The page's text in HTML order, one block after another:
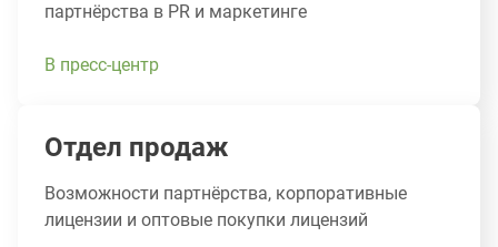
партнёрства в PR и маркетинге
В пресс-центр
Отдел продаж
Возможности партнёрства, корпоративные
лицензии и оптовые покупки лицензий